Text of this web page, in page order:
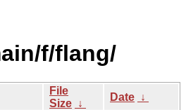
f/flang/
File
Size ↓
Date ↓